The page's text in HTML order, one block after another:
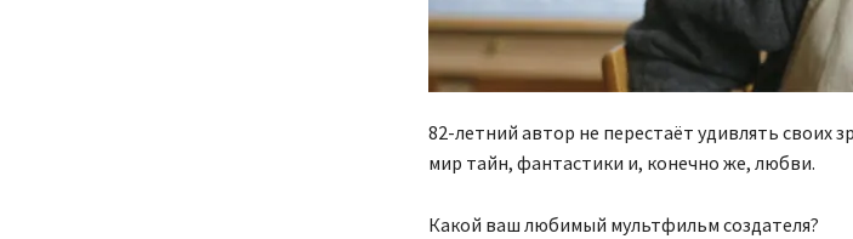
82-летний автор не перестаёт удивлять своих
мир тайн, фантастики и, конечно же, любви.
Какой ваш любимый мультфильм создателя?